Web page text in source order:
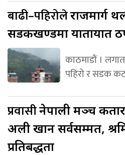
बाढी–पहिरोलेराजमार्ग
सडकखण्डमा यातायात
काठमाडौं ।
पहिरो र सडक
प्रवासीनेपाली मञ्च
अली खान सर्वसम्मत,
प्रतिबद्धता